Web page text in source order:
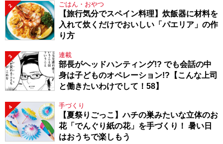
2 ごはん・おやつ
【旅行気分でスペイン料理】炊飯器に材料を
入れて炊くだけでおいしい「パエリア」の作
り方
3 連載
部長がヘッドハンティング!? でも会話の中
身は子どものオペレーション!?【こんな上司
と働きたいわけでして！58】
4 手づくり
【夏祭りごっこ】ハチの巣みたいな立体のお
花「でんぐり紙の花」を手づくり！ 暑い日
はおうちで楽しもう